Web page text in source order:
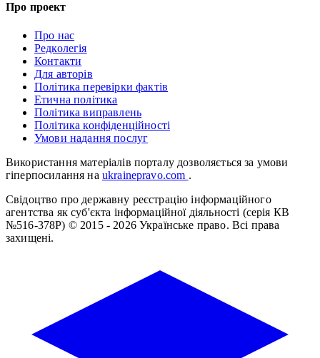
Про проект
Про нас
Редколегія
Контакти
Для авторів
Політика перевірки фактів
Етична політика
Політика виправлень
Політика конфіденційності
Умови надання послуг
Використання матеріалів порталу дозволяється за умови
гіперпосилання на ukrainepravo.com .
Свідоцтво про державну реєстрацію інформаційного
агентства як суб'єкта інформаційної діяльності (серія КВ
№516-378Р) © 2015 - 2026 Українське право. Всі права
захищені.